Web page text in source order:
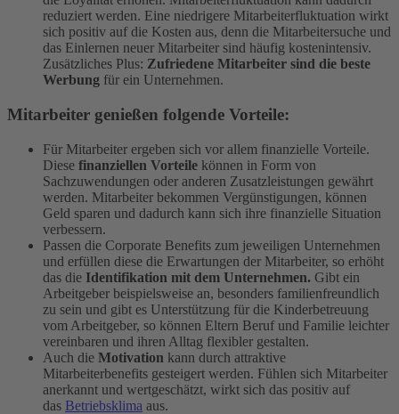
reduziert werden. Eine niedrigere Mitarbeiterfluktuation wirkt
sich positiv auf die Kosten aus, denn die Mitarbeitersuche und
das Einlernen neuer Mitarbeiter sind häufig kostenintensiv.
Zusätzliches Plus: Zufriedene Mitarbeiter sind die beste
Werbung für ein Unternehmen.
Mitarbeiter genießen folgende Vorteile:
Für Mitarbeiter ergeben sich vor allem finanzielle Vorteile.
Diese finanziellen Vorteile können in Form von
Sachzuwendungen oder anderen Zusatzleistungen gewährt
werden. Mitarbeiter bekommen Vergünstigungen, können
Geld sparen und dadurch kann sich ihre finanzielle Situation
verbessern.
Passen die Corporate Benefits zum jeweiligen Unternehmen
und erfüllen diese die Erwartungen der Mitarbeiter, so erhöht
das die Identifikation mit dem Unternehmen. Gibt ein
Arbeitgeber beispielsweise an, besonders familienfreundlich
zu sein und gibt es Unterstützung für die Kinderbetreuung
vom Arbeitgeber, so können Eltern Beruf und Familie leichter
vereinbaren und ihren Alltag flexibler gestalten.
Auch die Motivation kann durch attraktive
Mitarbeiterbenefits gesteigert werden. Fühlen sich Mitarbeiter
anerkannt und wertgeschätzt, wirkt sich das positiv auf
das Betriebsklima aus.